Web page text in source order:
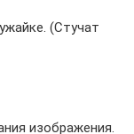
(Стучат
изображения.